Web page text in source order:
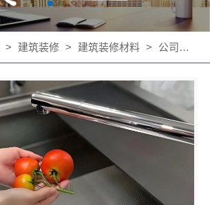
> 建筑装修 > 建筑装修材料 > 公司产品